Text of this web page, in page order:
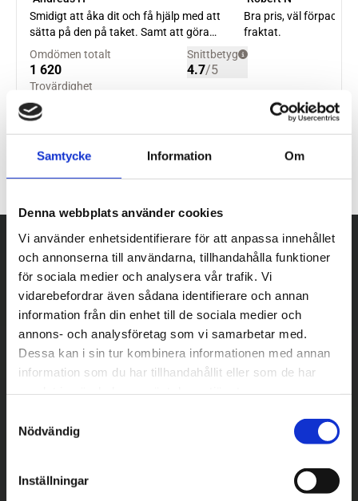
Samtycke Information Om
Denna webbplats använder cookies
Vi använder enhetsidentifierare för att anpassa innehållet
och annonserna till användarna, tillhandahålla funktioner
för sociala medier och analysera vår trafik. Vi
vidarebefordrar även sådana identifierare och annan
information från din enhet till de sociala medier och
annons- och analysföretag som vi samarbetar med.
Dessa kan i sin tur kombinera informationen med annan
information som du har tillhandahållit eller som de har
Nödvändig
Inställningar